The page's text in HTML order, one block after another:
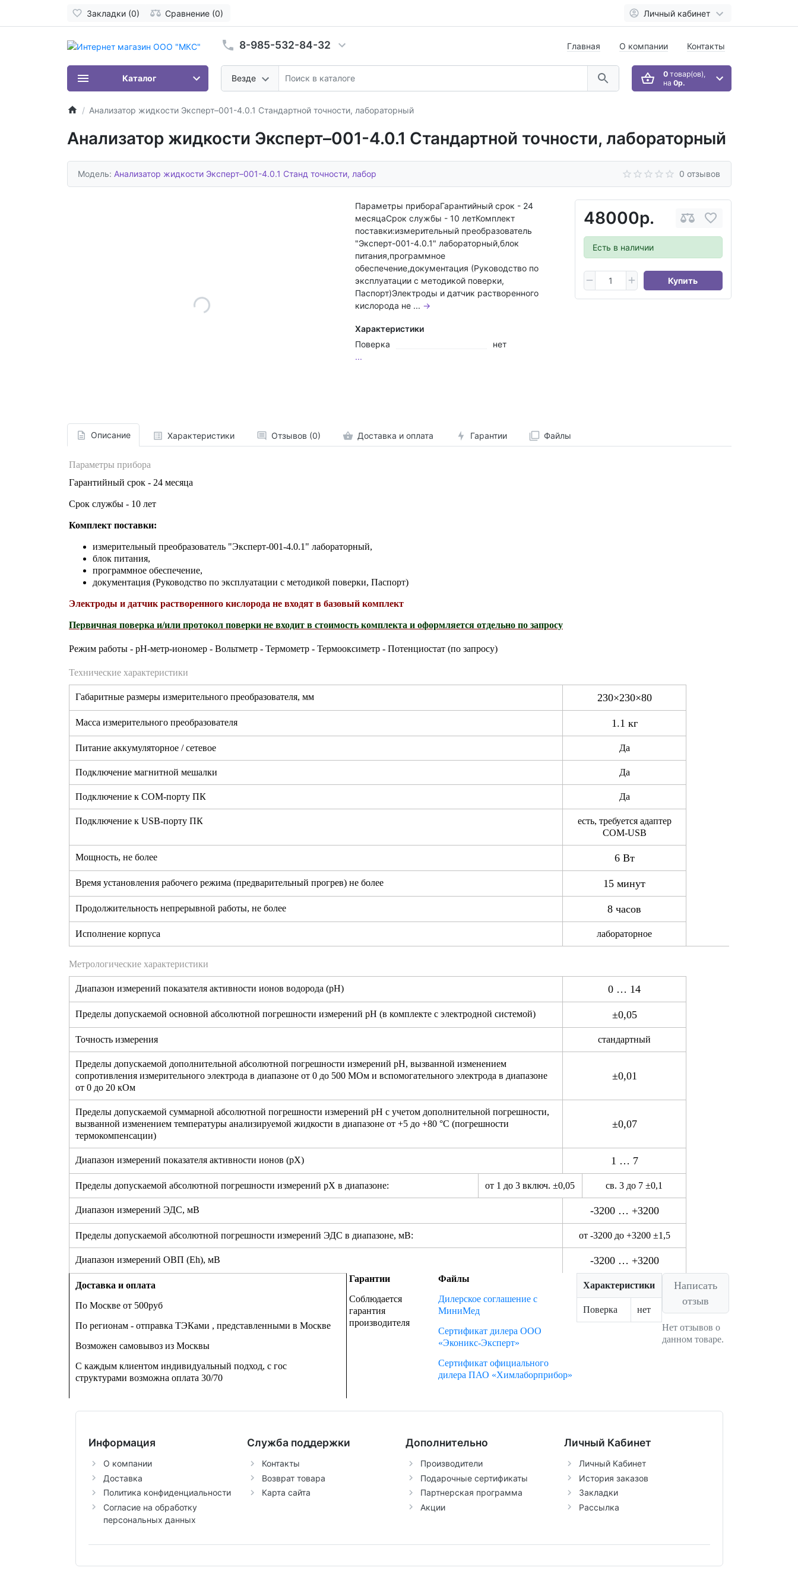
Закладки (0) Сравнение (0) Личный кабинет
8-985-532-84-32
Везде
Главная О компании Контакты
0товар(ов),
на 0р.
Каталог
Анализатор жидкости Эксперт–001-4.0.1 Стандартной точности, лабораторный
Анализатор жидкости Эксперт–001-4.0.1 Стандартной точности, лабораторный
Модель: Анализатор жидкости Эксперт–001-4.0.1 Станд точности, лабор 0 отзывов
48000р.
Есть в наличии
Купить
Параметры прибораГарантийный срок - 24
месяцаСрок службы - 10 летКомплект
поставки:измерительный преобразователь
"Эксперт-001-4.0.1" лабораторный,блок
питания,программное
обеспечение,документация (Руководство по
эксплуатации с методикой поверки,
Паспорт)Электроды и датчик растворенного
кислорода не ... →
Характеристики
Поверка
нет
...
Описание Характеристики Отзывов (0) Доставка и оплата Гарантии Файлы
Параметры прибора
Гарантийный срок - 24 месяца
Срок службы - 10 лет
Комплект поставки:
измерительный преобразователь "Эксперт-001-4.0.1" лабораторный,
блок питания,
программное обеспечение,
документация (Руководство по эксплуатации с методикой поверки, Паспорт)
Электроды и датчик растворенного кислорода не входят в базовый комплект
Первичная поверка и/или протокол поверки не входит в стоимость комплекта и оформляется отдельно по запросу
Режим работы - рН-метр-иономер - Вольтметр - Термометр - Термооксиметр - Потенциостат (по запросу)
Технические характеристики
Габаритные размеры измерительного преобразователя, мм 230×230×80
Масса измерительного преобразователя 1.1 кг
Питание аккумуляторное / сетевое Да
Подключение магнитной мешалки Да
Подключение к СОМ-порту ПК Да
Подключение к USB-порту ПК
есть, требуется адаптер
COM-USB
Мощность, не более 6 Вт
Время установления рабочего режима (предварительный прогрев) не более 15 минут
Продолжительность непрерывной работы, не более 8 часов
Исполнение корпуса лабораторное
Метрологические характеристики
Диапазон измерений показателя активности ионов водорода (рН) 0 … 14
Пределы допускаемой основной абсолютной погрешности измерений рН (в комплекте с электродной системой) ±0,05
Точность измерения стандартный
Пределы допускаемой дополнительной абсолютной погрешности измерений рН, вызванной изменением
сопротивления измерительного электрода в диапазоне от 0 до 500 МОм и вспомогательного электрода в диапазоне
от 0 до 20 кОм
±0,01
Пределы допускаемой суммарной абсолютной погрешности измерений рН с учетом дополнительной погрешности,
вызванной изменением температуры анализируемой жидкости в диапазоне от +5 до +80 °С (погрешности
термокомпенсации)
±0,07
Диапазон измерений показателя активности ионов (рХ) 1 … 7
Пределы допускаемой абсолютной погрешности измерений рХ в диапазоне: от 1 до 3 включ. ±0,05 св. 3 до 7 ±0,1
Диапазон измерений ЭДС, мВ -3200 … +3200
Пределы допускаемой абсолютной погрешности измерений ЭДС в диапазоне, мВ: от -3200 до +3200 ±1,5
Диапазон измерений ОВП (Eh), мВ -3200 … +3200
Доставка и оплата
По Москве от 500руб
По регионам - отправка ТЭКами , представленными в Москве
Возможен самовывоз из Москвы
С каждым клиентом индивидуальный подход, с гос
структурами возможна оплата 30/70
Гарантии
Соблюдается
гарантия
производителя
Файлы
Дилерское соглашение с
МиниМед
Сертификат дилера ООО
«Эконикс-Эксперт»
Сертификат официального
дилера ПАО «Химлаборприбор»
Характеристики
Поверка нет
Написать
отзыв
Нет отзывов о
данном товаре.
Информация
О компании
Доставка
Политика конфиденциальности
Согласие на обработку
персональных данных
Служба поддержки
Контакты
Возврат товара
Карта сайта
Дополнительно
Производители
Подарочные сертификаты
Партнерская программа
Акции
Личный Кабинет
Личный Кабинет
История заказов
Закладки
Рассылка